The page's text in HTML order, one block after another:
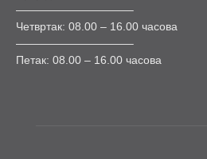
——————————–
Четвртак: 08.00 – 16.00 часова
——————————–
Петак: 08.00 – 16.00 часова